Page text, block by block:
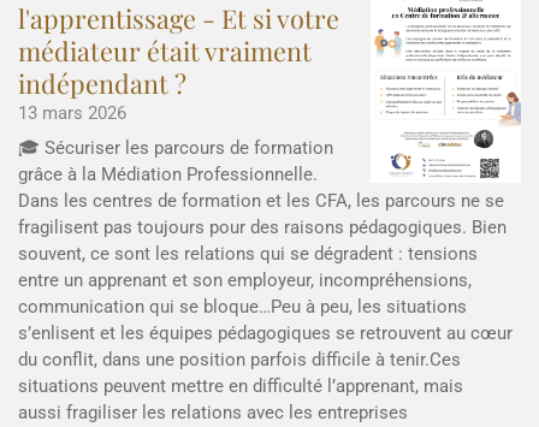
l'apprentissage - Et si votre
médiateur était vraiment
indépendant ?
13 mars 2026
🎓 Sécuriser les parcours de formation
grâce à la Médiation Professionnelle.
Dans les centres de formation et les CFA, les parcours ne se
fragilisent pas toujours pour des raisons pédagogiques. Bien
souvent, ce sont les relations qui se dégradent : tensions
entre un apprenant et son employeur, incompréhensions,
communication qui se bloque…Peu à peu, les situations
s’enlisent et les équipes pédagogiques se retrouvent au cœur
du conflit, dans une position parfois difficile à tenir.Ces
situations peuvent mettre en difficulté l’apprenant, mais
aussi fragiliser les relations avec les entreprises